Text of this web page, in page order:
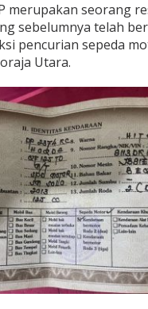
D
i
a
m
a
k
a
n
R
e
s
m
o
b
P
o
l
r
e
s
merupakan seorang
sebelumnya telah
pencurian sepeda
Utara.